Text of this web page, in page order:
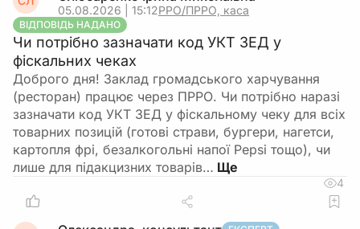
05.08.2026 | 15:12РРО/ПРРО, каса
ВІДПОВІДЬ НАДАНО
Чи потрібно зазначати код УКТ ЗЕД у
фіскальних чеках
Доброго дня! Заклад громадського харчування
(ресторан) працює через ПРРО. Чи потрібно наразі
зазначати код УКТ ЗЕД у фіскальному чеку для всіх
товарних позицій (готові страви, бургери, нагетси,
картопля фрі, безалкогольні напої Pepsi тощо), чи
лише для підакцизних товарів…
4